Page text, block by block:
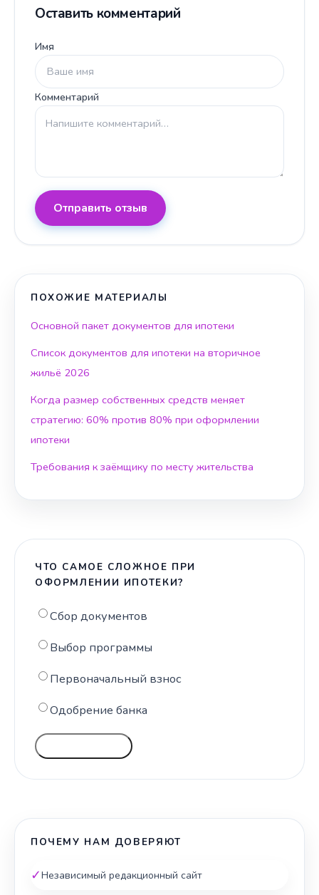
Оставить комментарий
Имя
Комментарий
Отправить отзыв
ПОХОЖИЕ МАТЕРИАЛЫ
Основной пакет документов для ипотеки
Список документов для ипотеки на вторичное
жильё 2026
Когда размер собственных средств меняет
стратегию: 60% против 80% при оформлении
ипотеки
Требования к заёмщику по месту жительства
ЧТО САМОЕ СЛОЖНОЕ ПРИ
ОФОРМЛЕНИИ ИПОТЕКИ?
Сбор документов
Выбор программы
Первоначальный взнос
Одобрение банка
ПОЧЕМУ НАМ ДОВЕРЯЮТ
✓Независимый редакционный сайт